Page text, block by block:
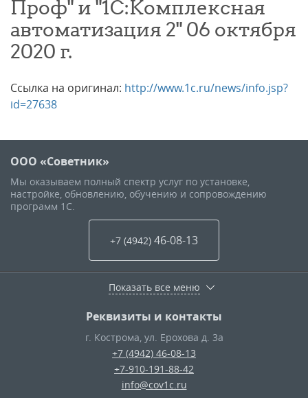
Проф" и "1С:Комплексная
автоматизация 2" 06 октября
2020 г.
Ссылка на оригинал: http://www.1c.ru/news/info.jsp?
id=27638
ООО «Советник»
Мы оказываем полный спектр услуг по установке,
настройке, обновлению, обучению и сопровождению
программ 1С.
+7 (4942) 46-08-13
Показать все меню
Реквизиты и контакты
г. Кострома, ул. Ерохова д. 3а
+7 (4942) 46-08-13
+7-910-191-88-42
info@cov1c.ru